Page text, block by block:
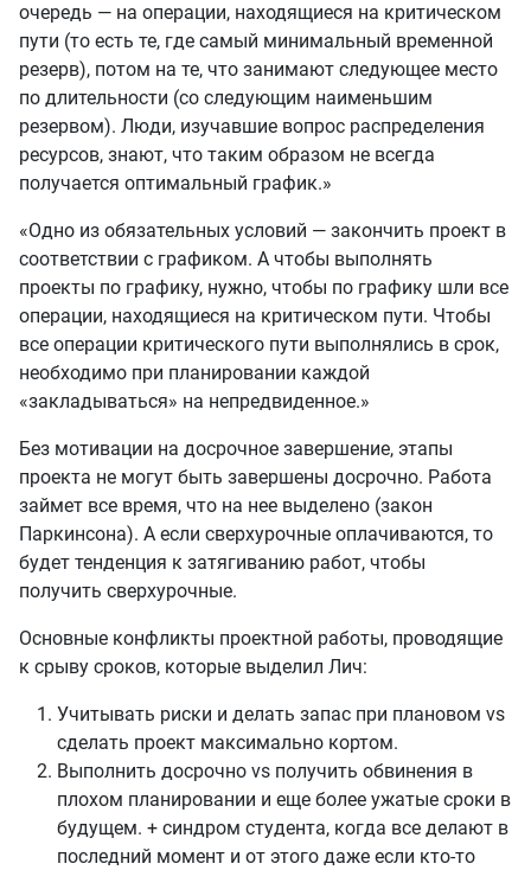
очередь — на операции, находящиеся на критическом
пути (то есть те, где самый минимальный временной
резерв), потом на те, что занимают следующее место
по длительности (со следующим наименьшим
резервом). Люди, изучавшие вопрос распределения
ресурсов, знают, что таким образом не всегда
получается оптимальный график.»
«Одно из обязательных условий — закончить проект в
соответствии с графиком. А чтобы выполнять
проекты по графику, нужно, чтобы по графику шли все
операции, находящиеся на критическом пути. Чтобы
все операции критического пути выполнялись в срок,
необходимо при планировании каждой
«закладываться» на непредвиденное.»
Без мотивации на досрочное завершение, этапы
проекта не могут быть завершены досрочно. Работа
займет все время, что на нее выделено (закон
Паркинсона). А если сверхурочные оплачиваются, то
будет тенденция к затягиванию работ, чтобы
получить сверхурочные.
Основные конфликты проектной работы, проводящие
к срыву сроков, которые выделил Лич:
Учитывать риски и делать запас при плановом vs
сделать проект максимально кортом.
Выполнить досрочно vs получить обвинения в
плохом планировании и еще более ужатые сроки в
будущем. + синдром студента, когда все делают в
последний момент и от этого даже если кто-то